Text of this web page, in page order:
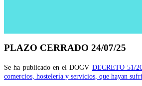
PLAZO CERRADO 24/07/25
Se ha publicado en el DOGV DECRETO 51/
comercios, hostelería y servicios, que hayan